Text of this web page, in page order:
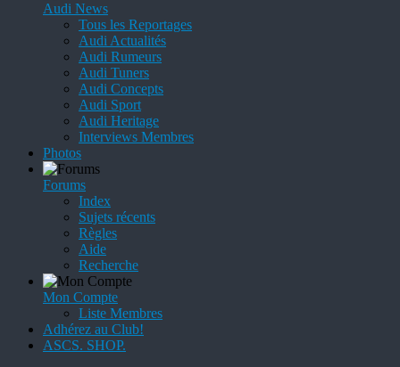
Audi News
Tous les Reportages
Audi Actualités
Audi Rumeurs
Audi Tuners
Audi Concepts
Audi Sport
Audi Heritage
Interviews Membres
Photos
Forums
Index
Sujets récents
Règles
Aide
Recherche
Mon Compte
Liste Membres
Adhérez au Club!
ASCS. SHOP.